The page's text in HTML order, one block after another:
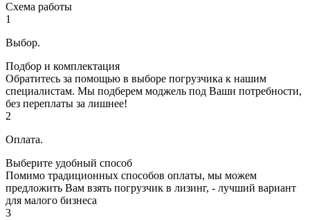
Схема работы
1
Выбор.
Подбор и комплектация
Обратитесь за помощью в выборе погрузчика к нашим
специалистам. Мы подберем моджель под Ваши потребности,
без переплаты за лишнее!
2
Оплата.
Выберите удобный способ
Помимо традиционных способов оплаты, мы можем
предложить Вам взять погрузчик в лизинг, - лучший вариант
для малого бизнеса
3